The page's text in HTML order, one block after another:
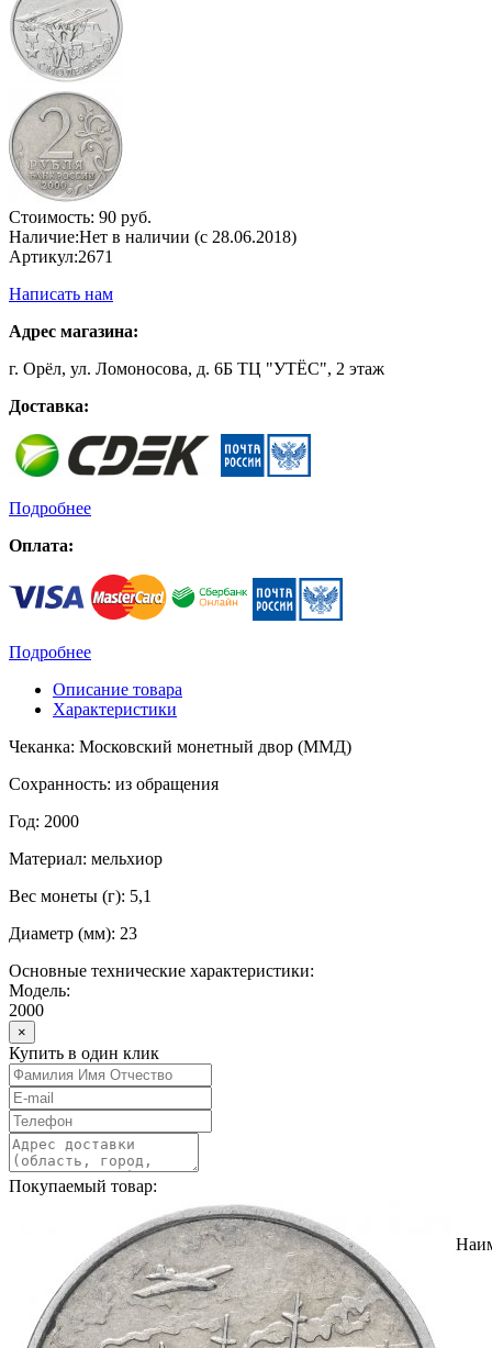
Стоимость: 90 руб.
Наличие:Нет в наличии (с 28.06.2018)
Артикул:2671
Написать нам
Адрес магазина:
г. Орёл, ул. Ломоносова, д. 6Б ТЦ "УТЁС", 2 этаж
Доставка:
Подробнее
Оплата:
Подробнее
Описание товара
Характеристики
Чеканка: Московский монетный двор (ММД)
Сохранность: из обращения
Год: 2000
Материал: мельхиор
Вес монеты (г): 5,1
Диаметр (мм): 23
Основные технические характеристики:
Модель:
2000
×
Купить в один клик
Покупаемый товар: